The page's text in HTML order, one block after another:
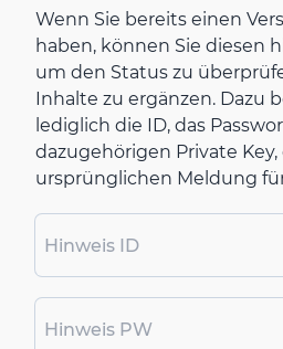
Wenn Sie bereits einen
haben, können Sie diesen
um den Status zu
Inhalte zu ergänzen. Dazu
lediglich die ID, das
dazugehörigen Private
ursprünglichen Meldung